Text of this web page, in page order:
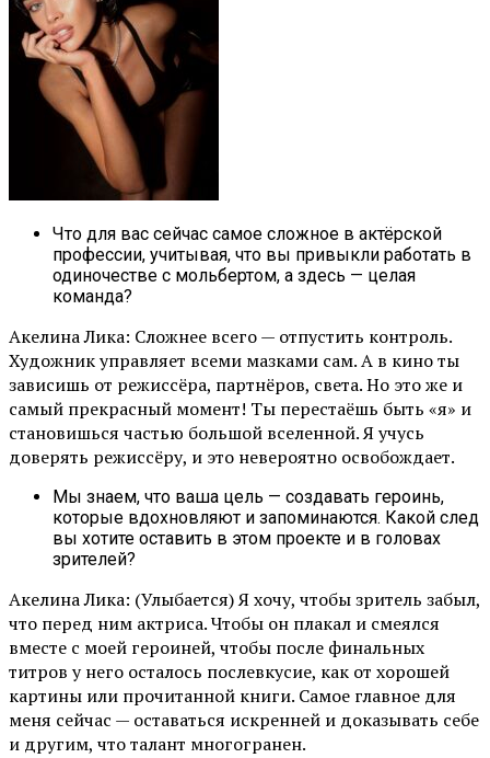
Что для вас сейчас самое сложное в актёрской
профессии, учитывая, что вы привыкли работать в
одиночестве с мольбертом, а здесь — целая
команда?
Акелина Лика: Сложнее всего — отпустить контроль.
Художник управляет всеми мазками сам. А в кино ты
зависишь от режиссёра, партнёров, света. Но это же и
самый прекрасный момент! Ты перестаёшь быть «я» и
становишься частью большой вселенной. Я учусь
доверять режиссёру, и это невероятно освобождает.
Мы знаем, что ваша цель — создавать героинь,
которые вдохновляют и запоминаются. Какой след
вы хотите оставить в этом проекте и в головах
зрителей?
Акелина Лика: (Улыбается) Я хочу, чтобы зритель забыл,
что перед ним актриса. Чтобы он плакал и смеялся
вместе с моей героиней, чтобы после финальных
титров у него осталось послевкусие, как от хорошей
картины или прочитанной книги. Самое главное для
меня сейчас — оставаться искренней и доказывать себе
и другим, что талант многогранен.